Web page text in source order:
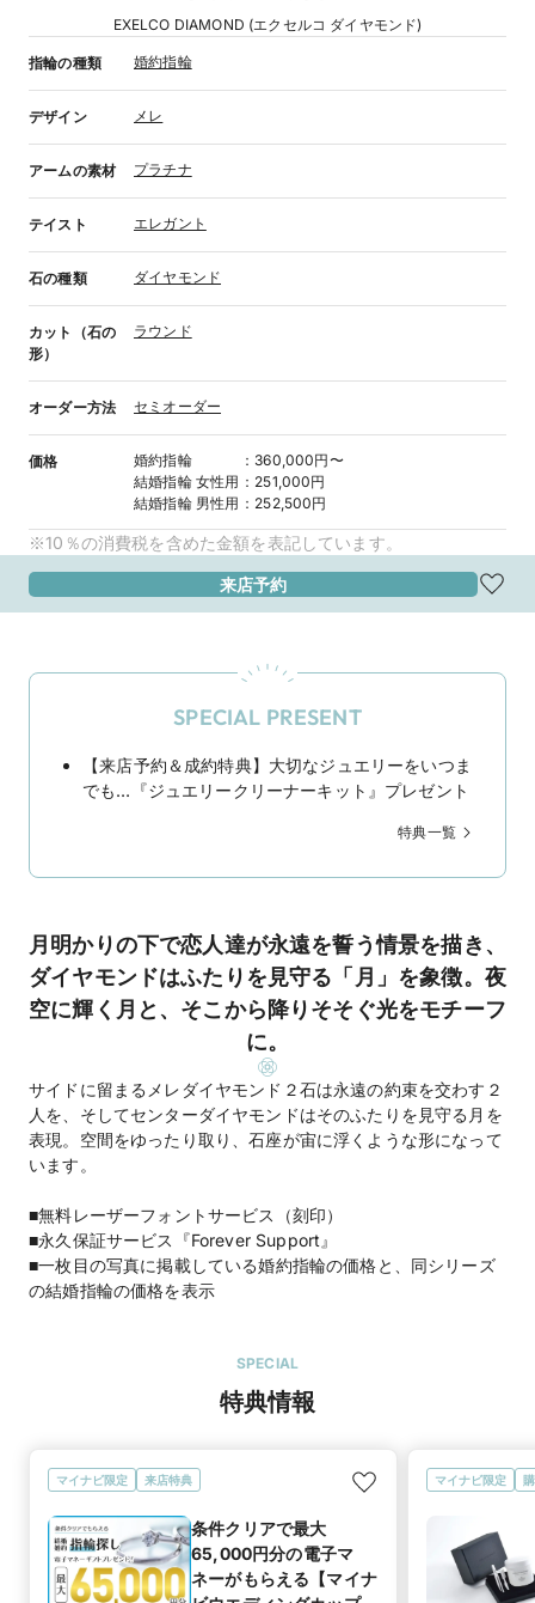
EXELCO DIAMOND (エクセルコ ダイヤモンド)
指輪の種類 婚約指輪
デザイン メレ
アームの素材 プラチナ
テイスト エレガント
石の種類 ダイヤモンド
カット（石の
形）
ラウンド
オーダー方法 セミオーダー
価格 婚約指輪 ： 360,000円〜
結婚指輪 女性用 ： 251,000円
結婚指輪 男性用 ： 252,500円
※10％の消費税を含めた金額を表記しています。
来店予約
SPECIAL PRESENT
【来店予約＆成約特典】大切なジュエリーをいつま
でも…『ジュエリークリーナーキット』プレゼント
特典一覧
月明かりの下で恋人達が永遠を誓う情景を描き、
ダイヤモンドはふたりを見守る「月」を象徴。夜
空に輝く月と、そこから降りそそぐ光をモチーフ
に。
サイドに留まるメレダイヤモンド２石は永遠の約束を交わす２
人を、そしてセンターダイヤモンドはそのふたりを見守る月を
表現。空間をゆったり取り、石座が宙に浮くような形になって
います。
■無料レーザーフォントサービス（刻印）
■永久保証サービス『Forever Support』
■一枚目の写真に掲載している婚約指輪の価格と、同シリーズ
の結婚指輪の価格を表示
SPECIAL
特典情報
マイナビ限定 来店特典
条件クリアで最大
65,000円分の電子マ
ネーがもらえる【マイナ
マイナビ限定